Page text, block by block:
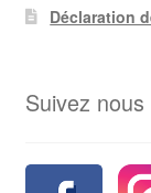
Déclaration
Suivez nous